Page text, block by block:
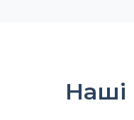
Наші